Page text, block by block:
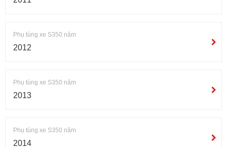
Phụ tùng xe S350 năm
2012
Phụ tùng xe S350 năm
2013
Phụ tùng xe S350 năm
2014